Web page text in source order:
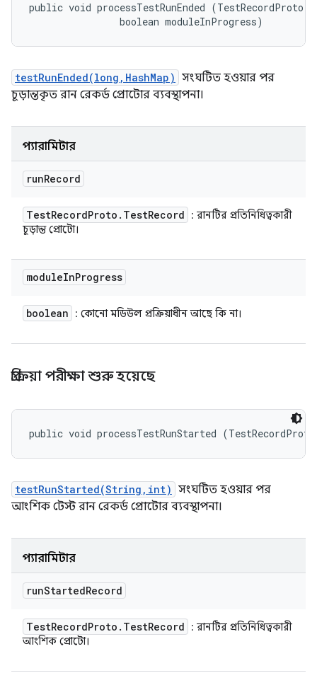
public void processTestRunEnded
                boolean moduleInProgress)
testRunEnded(long,HashMap) সংঘটিত হওয়ার পর
চূড়ান্তকৃত রান রেকর্ড প্রোটোর ব্যবস্থাপনা।
প্যারামিটার
runRecord
TestRecordProto . TestRecord
: রানটির প্রতিনিধিত্বকারী
চূড়ান্ত প্রোটো।
moduleInProgress
boolean : কোনো মডিউল প্রক্রিয়াধীন আছে কি না।
প্রক্রিয়া পরীক্ষা শুরু হয়েছে
public void processTestRunStarted
testRunStarted(String,int) সংঘটিত হওয়ার পর
আংশিক টেস্ট রান রেকর্ড প্রোটোর ব্যবস্থাপনা।
প্যারামিটার
runStartedRecord
TestRecordProto . TestRecord
: রানটির প্রতিনিধিত্বকারী
আংশিক প্রোটো।